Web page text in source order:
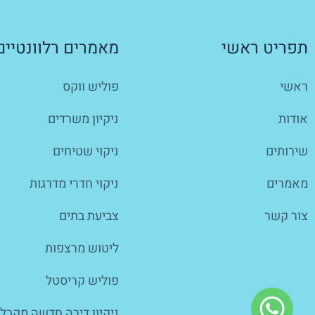
תפריט ראשי
ראשי
אודות
שירותים
מאמרים
צור קשר
מאמרים
פוליש ווקס
ניקיון משרדים
ניקוי שטיחים
ניקוי חדרי מדרגות
צביעת בתים
ליטוש מרצפות
פוליש קריסטל